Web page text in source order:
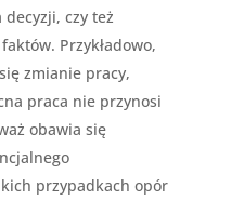
czy też
Przykładowo,
zmianie pracy,
praca nie przynosi
obawia się
przypadkach opór